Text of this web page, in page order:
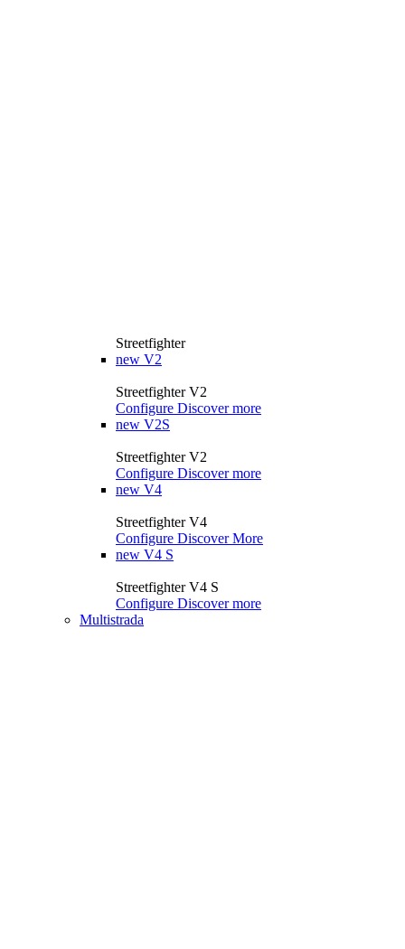
Streetfighter
new V2
Streetfighter V2
Configure Discover more
new V2S
Streetfighter V2
Configure Discover more
new V4
Streetfighter V4
Configure Discover More
new V4 S
Streetfighter V4 S
Configure Discover more
Multistrada